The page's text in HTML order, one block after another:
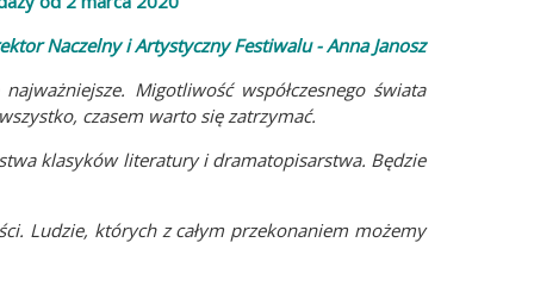
Naczelny i Artystyczny Festiwalu - Anna Janosz
Migotliwość współczesnego świata
czasem warto się zatrzymać.
klasyków literatury i dramatopisarstwa. Będzie
Ludzie, których z całym przekonaniem możemy